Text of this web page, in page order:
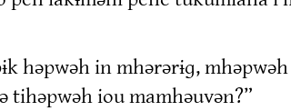
həpwəh in mhərərɨɡ,
tihəpwəh iou mamhəuvən?”